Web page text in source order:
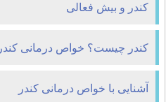
کندر و بیش فعالی
کندر چیست؟ خواص درمانی کندر
آشنایی با خواص درمانی کندر